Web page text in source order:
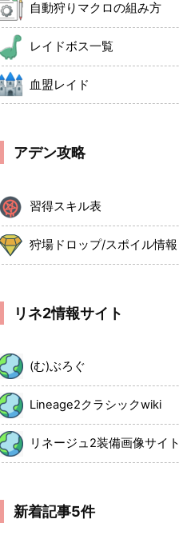
自動狩りマクロの組み方
レイドボス一覧
血盟レイド
アデン攻略
習得スキル表
狩場ドロップ/スポイル情報
リネ2情報サイト
(む)ぶろぐ
Lineage2クラシックwiki
リネージュ2装備画像サイト
新着記事5件